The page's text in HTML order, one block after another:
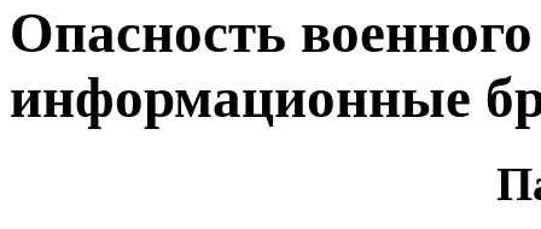
Опасность
информационные